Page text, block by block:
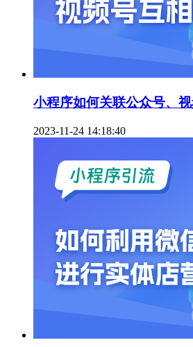
小程序如何关联公众号、
2023-11-24 14:18:40